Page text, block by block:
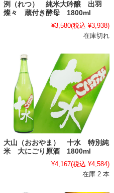
洌（れつ） 純米大吟醸 出羽
燦々 蔵付き酵母 1800ml
¥3,580(税込 ¥3,938)
在庫切れ
大山（おおやま） 十水 特別純
米 大にごり原酒 1800ml
¥4,167(税込 ¥4,584)
在庫 2 本